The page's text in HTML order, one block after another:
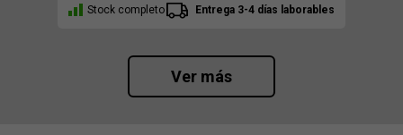
Stock completo Entrega 3-4 días laborables
Ver más